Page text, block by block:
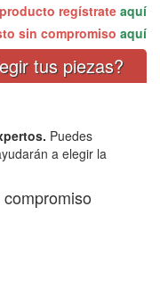
regístrate aquí
sin compromiso aquí
tus piezas?
Puedes
a elegir la